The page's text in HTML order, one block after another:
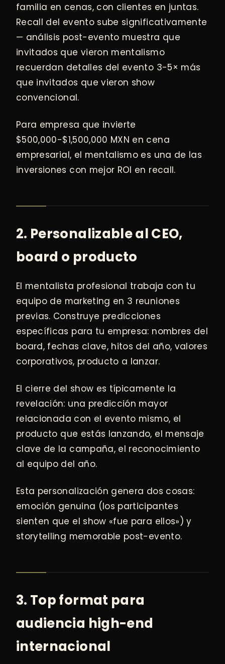
familia en cenas, con clientes en juntas.
Recall del evento sube significativamente
— análisis post-evento muestra que
invitados que vieron mentalismo
recuerdan detalles del evento 3-5× más
que invitados que vieron show
convencional.
Para empresa que invierte
$500,000-$1,500,000 MXN en cena
empresarial, el mentalismo es una de las
inversiones con mejor ROI en recall.
2. Personalizable al CEO,
board o producto
El mentalista profesional trabaja con tu
equipo de marketing en 3 reuniones
previas. Construye predicciones
específicas para tu empresa: nombres del
board, fechas clave, hitos del año, valores
corporativos, producto a lanzar.
El cierre del show es típicamente la
revelación: una predicción mayor
relacionada con el evento mismo, el
producto que estás lanzando, el mensaje
clave de la campaña, el reconocimiento
al equipo del año.
Esta personalización genera dos cosas:
emoción genuina (los participantes
sienten que el show «fue para ellos») y
storytelling memorable post-evento.
3. Top format para
audiencia high-end
internacional